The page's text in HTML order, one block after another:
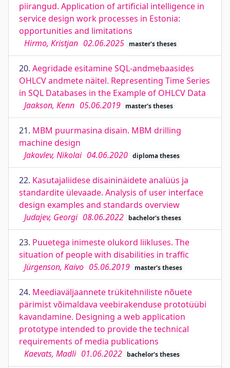
piirangud. Application of artificial intelligence in
service design work processes in Estonia:
opportunities and limitations
Hirmo, Kristjan 02.06.2025 master's theses
20. Aegridade esitamine SQL-andmebaasides
OHLCV andmete näitel. Representing Time Series
in SQL Databases in the Example of OHLCV Data
Jaakson, Kenn 05.06.2019 master's theses
21. MBM puurmasina disain. MBM drilling
machine design
Jakovlev, Nikolai 04.06.2020 diploma theses
22. Kasutajaliidese disaininäidete analüüs ja
standardite ülevaade. Analysis of user interface
design examples and standards overview
Judajev, Georgi 08.06.2022 bachelor's theses
23. Puuetega inimeste olukord liikluses. The
situation of people with disabilities in traffic
Jürgenson, Kaivo 05.06.2019 master's theses
24. Meediaväljaannete trükitehniliste nõuete
pärimist võimaldava veebirakenduse prototüübi
kavandamine. Designing a web application
prototype intended to provide the technical
requirements of media publications
Kaevats, Madli 01.06.2022 bachelor's theses